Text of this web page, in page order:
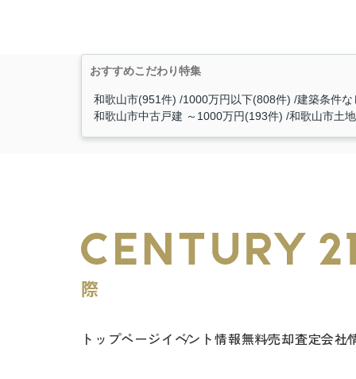
おすすめこだわり特集
和歌山市(951件) 1000万円以下(808件) 建築条件
和歌山市中古戸建 ～1000万円(193件) 和歌山市土
トップページイベント情報無料売却査定会社